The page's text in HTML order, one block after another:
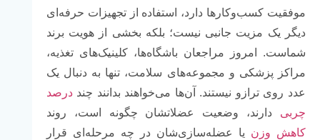
موفقیت کسب‌وکارها دارد، استفاده از تجهیزات حرفه‌ای
دیگر یک مزیت جانبی نیست؛ بلکه بخشی از هویت برند
شماست. امروز مراجعان باشگاه‌ها، کلینیک‌های تغذیه،
مراکز پزشکی و مجموعه‌های سلامت، تنها به دنبال یک
عدد روی ترازو نیستند. آن‌ها می‌خواهند بدانند چند درصد
چربی دارند، وضعیت عضلاتشان چگونه است، روند
کاهش وزن یا عضله‌سازی‌شان در چه مرحله‌ای قرار